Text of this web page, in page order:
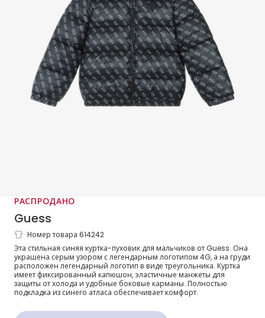
РАСПРОДАНО
Guess
Куртка-пуховик с капюшоном синяя 4G
для мальчиков
Номер товара 614242
Эта стильная синяя куртка-пуховик для мальчиков от Guess. Она
украшена серым узором с легендарным логотипом 4G, а на груди
расположен легендарный логотип в виде треугольника. Куртка
имеет фиксированный капюшон, эластичные манжеты для
защиты от холода и удобные боковые карманы. Полностью
подкладка из синего атласа обеспечивает комфорт.